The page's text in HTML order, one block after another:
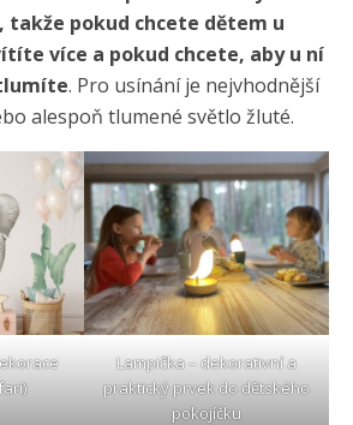
pokud chcete dětem u
více a pokud chcete, aby u ní
. Pro usínání je nejvhodnější
alespoň tlumené světlo žluté.
)
Lampička – dekorativní a
praktický prvek do dětského
pokojíčku